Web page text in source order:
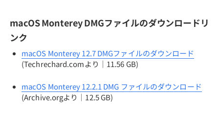
macOS Monterey DMGファイルのダウンロードリ
ンク
macOS Monterey 12.7 DMGファイルのダウンロード
(Techrechard.comより｜11.56 GB)
macOS Monterey 12.2.1 DMG ファイルのダウンロード
(Archive.orgより｜12.5 GB)